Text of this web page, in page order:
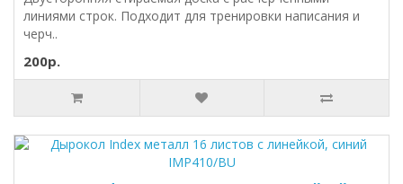
линиями строк. Подходит для тренировки написания и
черч..
200р.